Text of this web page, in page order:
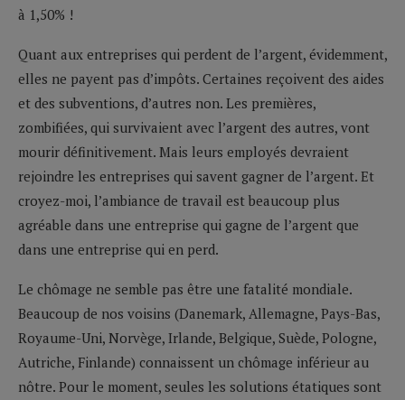
à 1,50% !
Quant aux entreprises qui perdent de l’argent, évidemment,
elles ne payent pas d’impôts. Certaines reçoivent des aides
et des subventions, d’autres non. Les premières,
zombifiées, qui survivaient avec l’argent des autres, vont
mourir définitivement. Mais leurs employés devraient
rejoindre les entreprises qui savent gagner de l’argent. Et
croyez-moi, l’ambiance de travail est beaucoup plus
agréable dans une entreprise qui gagne de l’argent que
dans une entreprise qui en perd.
Le chômage ne semble pas être une fatalité mondiale.
Beaucoup de nos voisins (Danemark, Allemagne, Pays-Bas,
Royaume-Uni, Norvège, Irlande, Belgique, Suède, Pologne,
Autriche, Finlande) connaissent un chômage inférieur au
nôtre. Pour le moment, seules les solutions étatiques sont